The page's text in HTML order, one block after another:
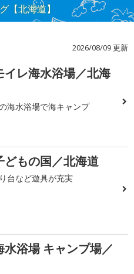
【北海道】
2026/08/09 更新
イレ海水浴場／北海
海水浴場で海キャンプ
どもの国／北海道
台など遊具が充実
水浴場 キャンプ場／